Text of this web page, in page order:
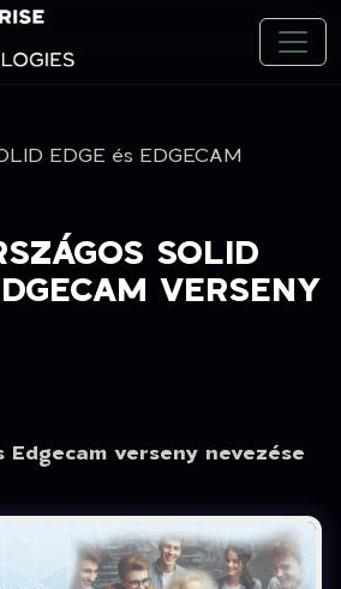
EDGE és EDGECAM
SOLID
VERSENY
Edgecam verseny nevezése